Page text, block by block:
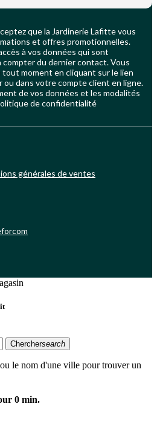
que la Jardinerie Lafitte vous
et offres promotionnelles.
à vos données qui sont
compter du dernier contact. Vous
tout moment en cliquant sur le lien
dans votre compte client en ligne.
de vos données et les modalités
de confidentialité
générales de ventes
Cherchersearch
le nom d'une ville pour trouver un
0 min.